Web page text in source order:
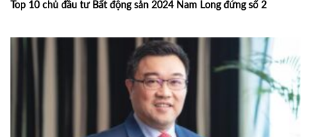
Top 10 chủ đầu tư Bất động sản 2024 Nam Long đứng số 2